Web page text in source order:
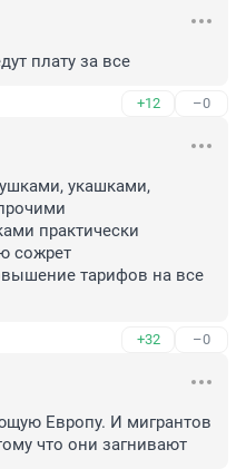
плату за все
+12 –0
укашками,
практически
сожрет
тарифов на все
+32 –0
Европу. И мигрантов
что они загнивают